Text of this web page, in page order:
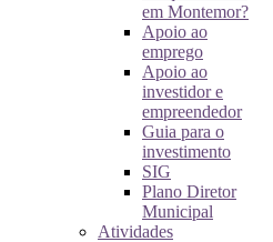
em Montemor?
Apoio ao
emprego
Apoio ao
investidor e
empreendedor
Guia para o
investimento
SIG
Plano Diretor
Municipal
Atividades